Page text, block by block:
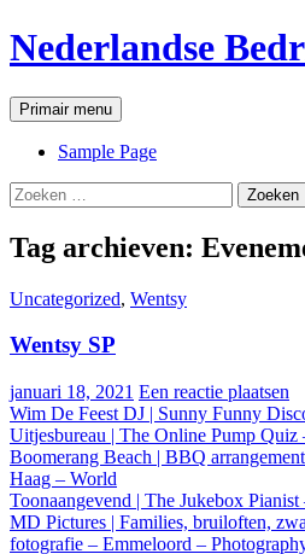
Ga
naar
inhoud
Nederlandse
Zoeken
Primair menu
Sample Page
Zoeken
naar:
Tag archieven:
Uncategorized, Wentsy
Wentsy SP
januari 18, 2021 Een reactie plaatsen
Wim De Feest DJ | Sunny Funny
Uitjesbureau | The Online Pump
Boomerang Beach | BBQ
Haag – World
Toonaangevend | The Jukebox
MD Pictures | Families, bruiloften,
fotografie – Emmeloord –